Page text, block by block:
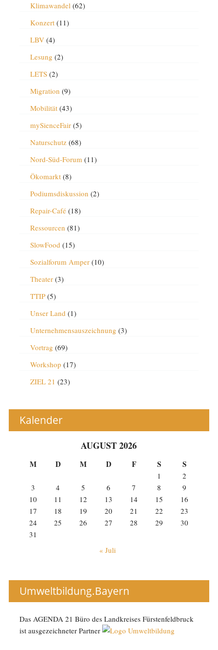
Klimawandel(62)
Konzert(11)
LBV(4)
Lesung (2)
LETS(2)
Migration (9)
Mobilität(43)
mySienceFair(5)
Naturschutz(68)
Nord-Süd-Forum(11)
Ökomarkt(8)
Podiumsdiskussion (2)
Repair-Café(18)
Ressourcen (81)
SlowFood (15)
Sozialforum Amper(10)
Theater(3)
TTIP(5)
Unser Land (1)
Unternehmensauszeichnung (3)
Vortrag (69)
Workshop (17)
ZIEL 21 (23)
Kalender
AUGUST 2026
M D M D F S S
1
2
3
4 5 6 7 8
9
10
11 12 13 14 15
16
17
18 19 20 21 22
23
24
25 26 27 28 29
30
31
« Juli
Umweltbildung.Bayern
Das AGENDA 21 Büro des Landkreises Fürstenfeldbruck
ist ausgezeichneter Partner